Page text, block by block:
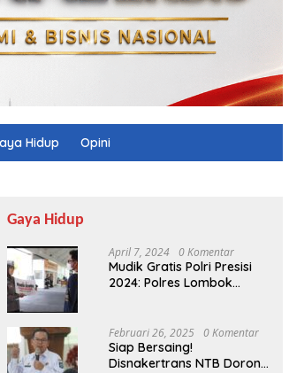
Hidup Opini
Gaya Hidup
April 7, 2024 0 Komentar
Mudik Gratis Polri Presisi
2024: Polres Lombok
Februari 26, 2025 0 Komentar
Siap Bersaing!
Disnakertrans NTB Dorong